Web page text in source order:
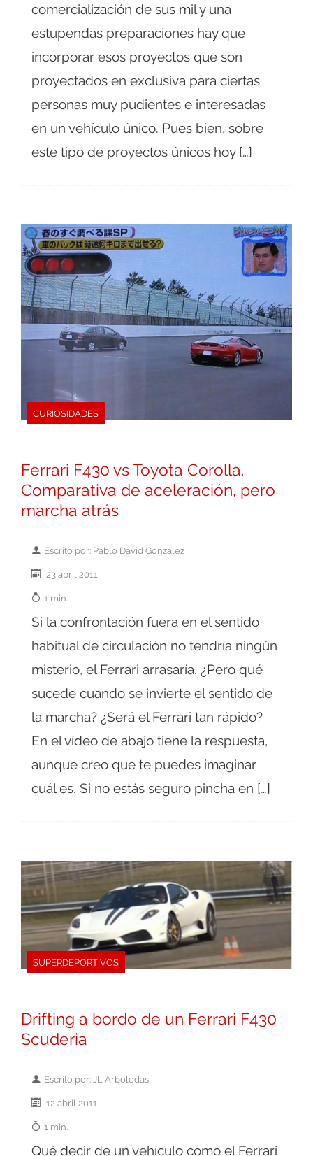
comercialización de sus mil y una
estupendas preparaciones hay que
incorporar esos proyectos que son
proyectados en exclusiva para ciertas
personas muy pudientes e interesadas
en un vehículo único. Pues bien, sobre
este tipo de proyectos únicos hoy […]
CURIOSIDADES
Ferrari F430 vs Toyota Corolla.
Comparativa de aceleración, pero
marcha atrás
Escrito por: Pablo David González
23 abril 2011
1 min.
Si la confrontación fuera en el sentido
habitual de circulación no tendría ningún
misterio, el Ferrari arrasaría. ¿Pero qué
sucede cuando se invierte el sentido de
la marcha? ¿Será el Ferrari tan rápido?
En el vídeo de abajo tiene la respuesta,
aunque creo que te puedes imaginar
cuál es. Si no estás seguro pincha en […]
SUPERDEPORTIVOS
Drifting a bordo de un Ferrari F430
Scuderia
Escrito por: JL Arboledas
12 abril 2011
1 min.
Qué decir de un vehículo como el Ferrari